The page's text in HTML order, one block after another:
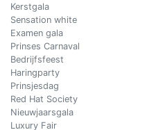
Kerstgala
Sensation white
Examen gala
Prinses Carnaval
Bedrijfsfeest
Haringparty
Prinsjesdag
Red Hat Society
Nieuwjaarsgala
Luxury Fair